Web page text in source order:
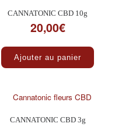
CANNATONIC CBD 10g
20,00€
Ajouter au panier
CANNATONIC CBD 3g